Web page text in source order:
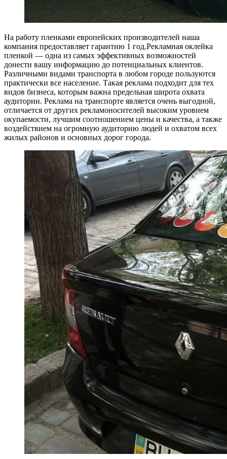
На работу пленками европейских производителей наша
компания предоставляет гарантию 1 год.Рекламная оклейка
пленкой — одна из самых эффективных возможностей
донести вашу информацию до потенциальных клиентов.
Различными видами транспорта в любом городе пользуются
практически все население. Такая реклама подходит для тех
видов бизнеса, которым важна предельная широта охвата
аудитории. Реклама на транспорте является очень выгодной,
отличается от других рекламоносителей высоким уровнем
окупаемости, лучшим соотношением цены и качества, а также
воздействием на огромную аудиторию людей и охватом всех
жилых районов и основных дорог города.